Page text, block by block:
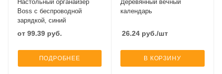
Настольный органайзер
Boss c беспроводной
зарядкой, синий
от 99.39 руб.
ПОДРОБНЕЕ
Деревянный вечный
календарь
26.24руб./шт
В КОРЗИНУ